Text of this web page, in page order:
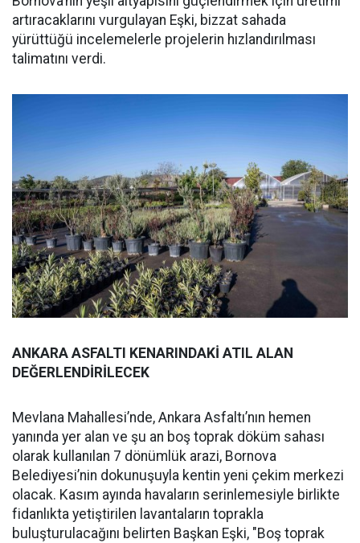
artıracaklarını vurgulayan Eşki, bizzat sahada
yürüttüğü incelemelerle projelerin hızlandırılması
talimatını verdi.
ANKARA ASFALTI KENARINDAKİ ATIL ALAN
DEĞERLENDİRİLECEK
Mevlana Mahallesi’nde, Ankara Asfaltı’nın hemen
yanında yer alan ve şu an boş toprak döküm sahası
olarak kullanılan 7 dönümlük arazi, Bornova
Belediyesi’nin dokunuşuyla kentin yeni çekim merkezi
olacak. Kasım ayında havaların serinlemesiyle birlikte
fidanlıkta yetiştirilen lavantaların toprakla
buluşturulacağını belirten Başkan Eşki, "Boş toprak